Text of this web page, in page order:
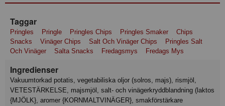
Taggar
Pringles Pringle Pringles Chips Pringles Smaker
Chips
Snacks
Vinäger Chips Salt Och Vinäger Chips
Pringles Salt
Och Vinäger
Salta Snacks Fredagsmys Fredags Mys
Ingredienser
Vakuumtorkad potatis, vegetabiliska oljor (solros, majs), rismjöl,
VETESTÄRKELSE, majsmjöl, salt- och vinägerkryddblandning (laktos
{MJÖLK}, aromer {KORNMALTVINÄGER}, smakförstärkare